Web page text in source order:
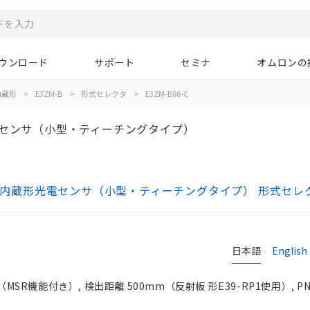
ンロード サポート セミナ オムロン
形 > E3ZM-B > 形式セレクタ > E3ZM-B86-C
サ（小型・ティーチングタイプ）
蔵形光電センサ（小型・ティーチングタイプ） 形式セレ
日本語 English
機能付き）, 検出距離 500mm（反射板 形E39-RP1使用）,